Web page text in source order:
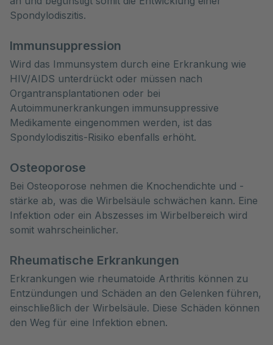
Spondylodiszitis.
Immunsuppression
Wird das Immunsystem durch eine Erkrankung wie
HIV/AIDS unterdrückt oder müssen nach
Organtransplantationen oder bei
Autoimmunerkrankungen immunsuppressive
Medikamente eingenommen werden, ist das
Spondylodiszitis-Risiko ebenfalls erhöht.
Osteoporose
Bei Osteoporose nehmen die Knochendichte und -
stärke ab, was die Wirbelsäule schwächen kann. Eine
Infektion oder ein Abszesses im Wirbelbereich wird
somit wahrscheinlicher.
Rheumatische Erkrankungen
Erkrankungen wie rheumatoide Arthritis können zu
Entzündungen und Schäden an den Gelenken führen,
einschließlich der Wirbelsäule. Diese Schäden können
den Weg für eine Infektion ebnen.